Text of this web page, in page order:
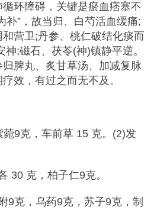
环障碍，关键是瘀血痞塞不
补”，故当归、白芍活血缓痛;
营卫;丹参、桃仁破结化痰而
;磁石、茯苓(神)镇静平逆。
脾丸、炙甘草汤、加减复脉
效，有过之而无不及。
9克，车前草 15 克。(2)发
30 克，柏子仁9克。
9克，乌药9克，苏子9克，制